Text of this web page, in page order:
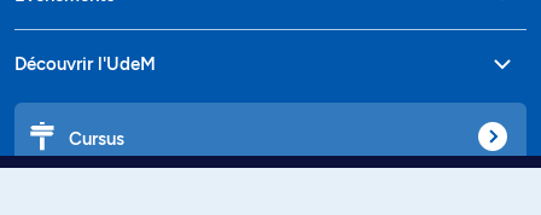
Découvrir l'UdeM
Cursus